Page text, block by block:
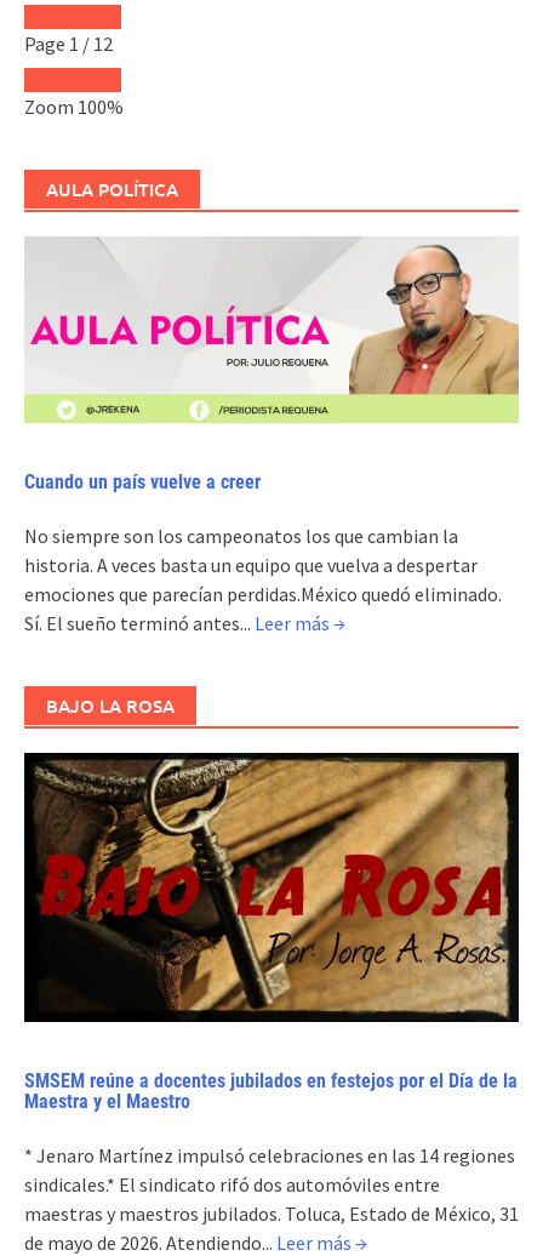
Page 1 / 12
Zoom 100%
AULA POLÍTICA
Cuando un país vuelve a creer
No siempre son los campeonatos los que cambian la
historia. A veces basta un equipo que vuelva a despertar
emociones que parecían perdidas.México quedó eliminado.
Sí. El sueño terminó antes... Leer más →
BAJO LA ROSA
SMSEM reúne a docentes jubilados en festejos por el Día de la
Maestra y el Maestro
* Jenaro Martínez impulsó celebraciones en las 14 regiones
sindicales.* El sindicato rifó dos automóviles entre
maestras y maestros jubilados. Toluca, Estado de México, 31
de mayo de 2026. Atendiendo... Leer más →